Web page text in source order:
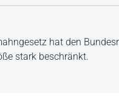
hat den
stark beschränkt.